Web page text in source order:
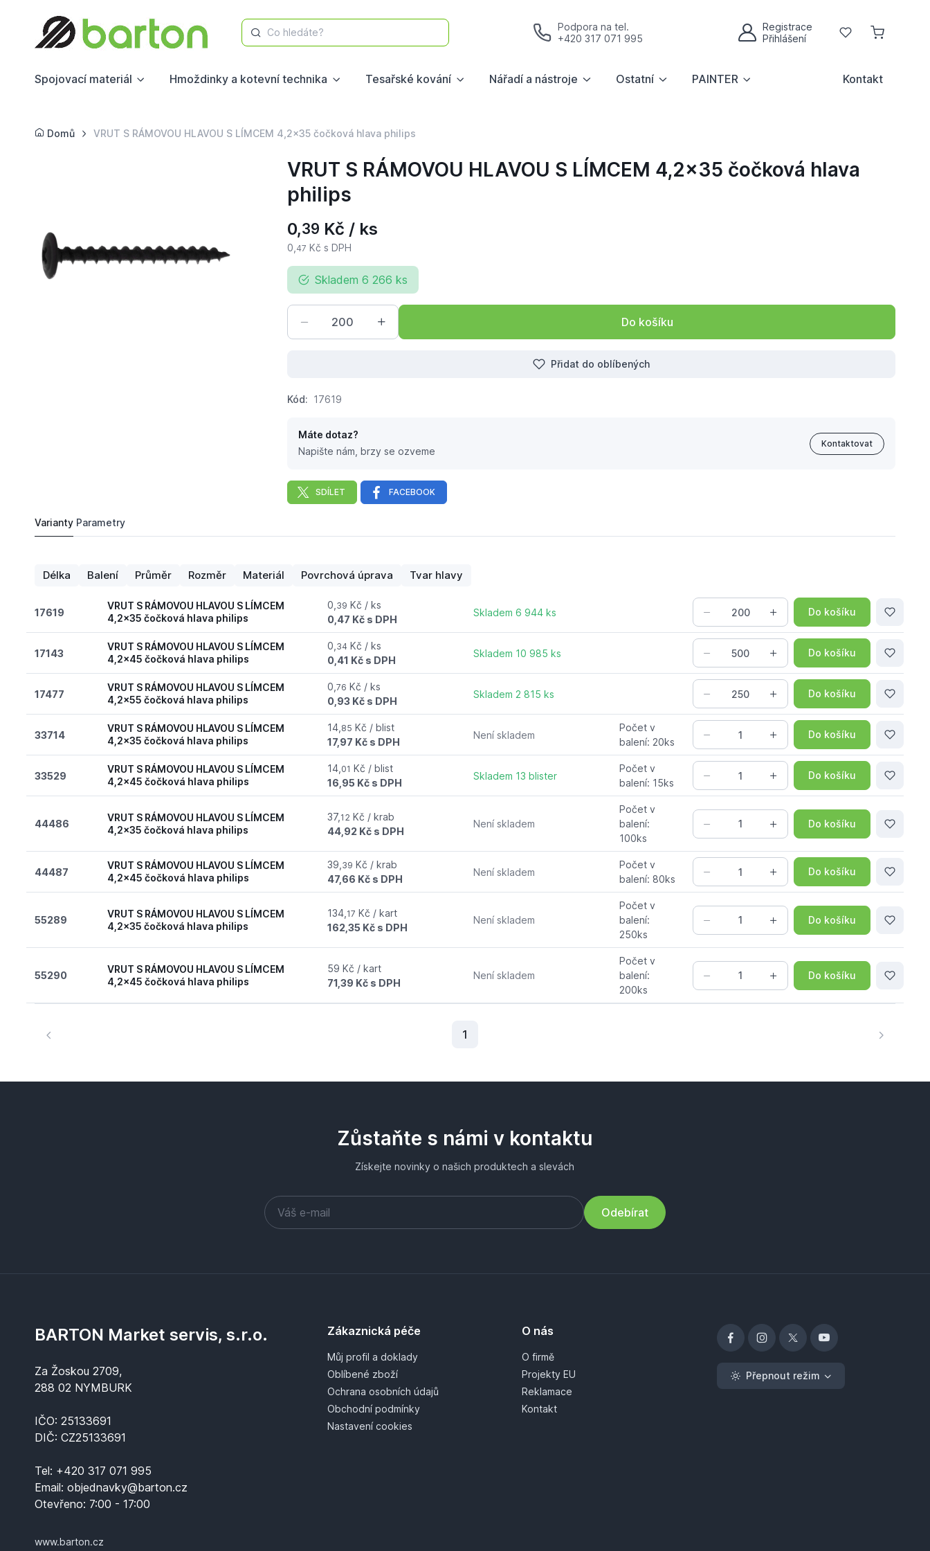
Co hledáte?
Podpora na tel.
+420 317 071 995
Registrace
Přihlášení
Oblíbené
Spojovací materiál Hmoždinky a kotevní technika Tesařské kování Nářadí a nástroje Ostatní PAINTER Kontakt
Domů VRUT S RÁMOVOU HLAVOU S LÍMCEM 4,2x35 čočková hlava philips
VRUT S RÁMOVOU HLAVOU S LÍMCEM 4,2x35 čočková hlava
philips
0,39 Kč / ks
0, 47 Kč s DPH
Skladem 6 266 ks
Do košíku
Přidat do oblíbených
Kód: 17619
Máte dotaz?
Napište nám, brzy se ozveme
Kontaktovat
SDÍLET FACEBOOK
Varianty Parametry
Délka Balení Průměr Rozměr Materiál Povrchová úprava Tvar hlavy
17619
VRUT S RÁMOVOU HLAVOU S LÍMCEM
4,2x35 čočková hlava philips
0, 39 Kč / ks
0,47 Kč s DPH
Skladem 6 944 ks Do košíku
17143
VRUT S RÁMOVOU HLAVOU S LÍMCEM
4,2x45 čočková hlava philips
0, 34 Kč / ks
0,41 Kč s DPH
Skladem 10 985 ks Do košíku
17477
VRUT S RÁMOVOU HLAVOU S LÍMCEM
4,2x55 čočková hlava philips
0, 76 Kč / ks
0,93 Kč s DPH
Skladem 2 815 ks Do košíku
33714
VRUT S RÁMOVOU HLAVOU S LÍMCEM
4,2x35 čočková hlava philips
14, 85 Kč / blist
17,97 Kč s DPH
Není skladem
Počet v
balení: 20ks
Do košíku
33529
VRUT S RÁMOVOU HLAVOU S LÍMCEM
4,2x45 čočková hlava philips
14, 01 Kč / blist
16,95 Kč s DPH
Skladem 13 blister
Počet v
balení: 15ks
Do košíku
44486
VRUT S RÁMOVOU HLAVOU S LÍMCEM
4,2x35 čočková hlava philips
37, 12 Kč / krab
44,92 Kč s DPH
Není skladem
Počet v
balení:
100ks
Do košíku
44487
VRUT S RÁMOVOU HLAVOU S LÍMCEM
4,2x45 čočková hlava philips
39, 39 Kč / krab
47,66 Kč s DPH
Není skladem
Počet v
balení: 80ks
Do košíku
55289
VRUT S RÁMOVOU HLAVOU S LÍMCEM
4,2x35 čočková hlava philips
134, 17 Kč / kart
162,35 Kč s DPH
Není skladem
Počet v
balení:
250ks
Do košíku
55290
VRUT S RÁMOVOU HLAVOU S LÍMCEM
4,2x45 čočková hlava philips
59 Kč / kart
71,39 Kč s DPH
Není skladem
Počet v
balení:
200ks
Do košíku
1
Zůstaňte s námi v kontaktu
Získejte novinky o našich produktech a slevách
Odebírat
BARTON Market servis, s.r.o.
Za Žoskou 2709,
288 02 NYMBURK
IČO: 25133691
DIČ: CZ25133691
Tel: +420 317 071 995
Email: objednavky@barton.cz
Otevřeno: 7:00 - 17:00
www.barton.cz
Zákaznická péče
Můj profil a doklady
Oblíbené zboží
Ochrana osobních údajů
Obchodní podmínky
Nastavení cookies
O nás
O firmě
Projekty EU
Reklamace
Kontakt
Přepnout režim